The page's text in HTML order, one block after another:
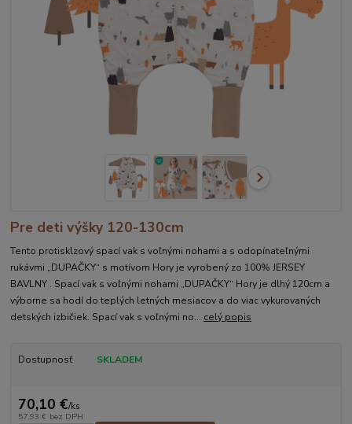
Pre deti výšky 120-130cm
Tento protisklzový spací vak s voľnými nohami a s odopínateľnými
rukávmi „DUPAČKY“ s motívom Hory je vyrobený zo 100% JERSEY
BAVLNY . Spací vak s voľnými nohami „DUPAČKY“ Hory je dlhý 120cm a
výborne sa hodí do teplých letných mesiacov a do viac vykurovaných
detských izbičiek. Spací vak s voľnými no... celý popis
Dostupnosť SKLADEM
70,10 €/ks
57,93 € bez DPH